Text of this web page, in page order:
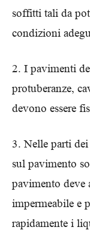
soffitti tali da
condizioni
2. I pavimenti
protuberanze,
devono essere
3. Nelle parti
sul pavimento
pavimento deve
impermeabile e
rapidamente i